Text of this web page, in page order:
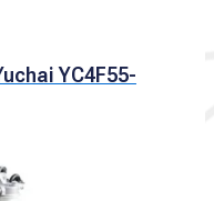
YC4F55-